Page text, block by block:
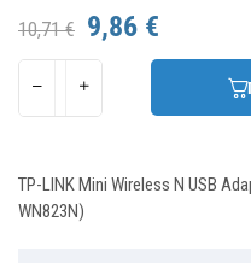
10,71 € 9,86 €
TP-LINK Mini Wireless N USB
WN823N)